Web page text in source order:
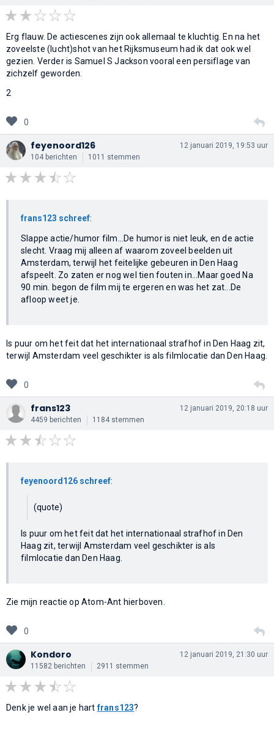
Erg flauw. De actiescenes zijn ook allemaal te kluchtig. En na het
zoveelste (lucht)shot van het Rijksmuseum had ik dat ook wel
gezien. Verder is Samuel S Jackson vooral een persiflage van
zichzelf geworden.
2
0
feyenoord126
104 berichten 1011 stemmen
12 januari 2019, 19:53 uur
frans123 schreef:
Slappe actie/humor film...De humor is niet leuk, en de actie
slecht. Vraag mij alleen af waarom zoveel beelden uit
Amsterdam, terwijl het feitelijke gebeuren in Den Haag
afspeelt. Zo zaten er nog wel tien fouten in...Maar goed Na
90 min. begon de film mij te ergeren en was het zat...De
afloop weet je.
Is puur om het feit dat het internationaal strafhof in Den Haag zit,
terwijl Amsterdam veel geschikter is als filmlocatie dan Den Haag.
0
frans123
4459 berichten 1184 stemmen
12 januari 2019, 20:18 uur
feyenoord126 schreef:
(quote)
Is puur om het feit dat het internationaal strafhof in Den
Haag zit, terwijl Amsterdam veel geschikter is als
filmlocatie dan Den Haag.
Zie mijn reactie op Atom-Ant hierboven.
0
Kondoro
11582 berichten 2911 stemmen
12 januari 2019, 21:30 uur
Denk je wel aan je hartfrans123?